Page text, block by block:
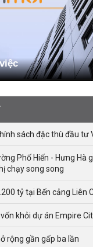
sách đặc thù đầu tư
Phố Hiến - Hưng Hà
chạy song song
tỷ tại Bến cảng Liên
khỏi dự án Empire
rộng gần gấp ba lần